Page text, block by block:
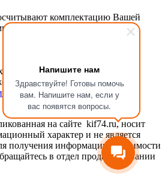
Напишите нам
Здравствуйте! Готовы помочь
вам. Напишите нам, если у
вас появятся вопросы.
комплектацию Вашей
обрезками
Командиров 6, 2й этаж
6Ас1
оплата Сотрудничество Статьи
на сайте kif74.ru, носит
характер и не является
получения информации о стоимости
в отдел продаж компании